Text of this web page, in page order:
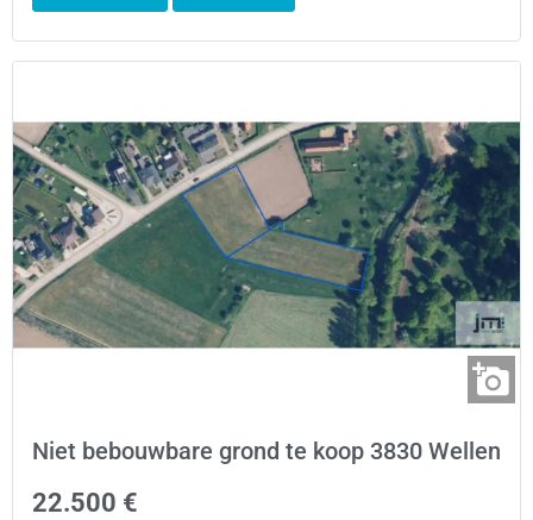
Niet bebouwbare grond te koop 3830 Wellen
22.500 €